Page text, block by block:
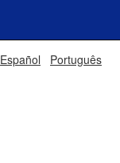
Español Português